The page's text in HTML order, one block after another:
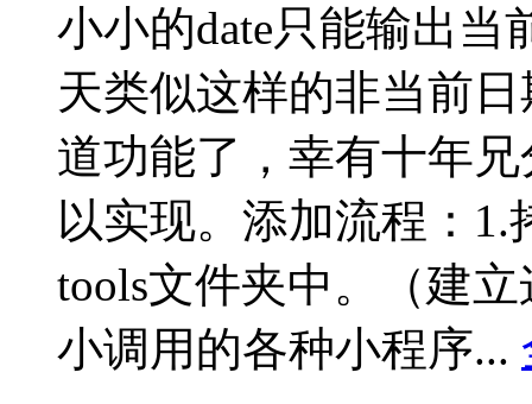
小小的date只能输出
天类似这样的非当前
道功能了，幸有十年
以实现。添加流程：1.
tools文件夹中。（建
小调用的各种小程序...